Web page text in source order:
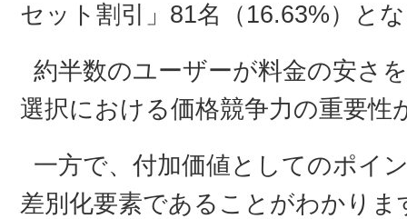
セット割引」81名（16.63%）と
約半数のユーザーが料金の安さ
選択における価格競争力の重要性
一方で、付加価値としてのポイ
差別化要素であることがわかりま